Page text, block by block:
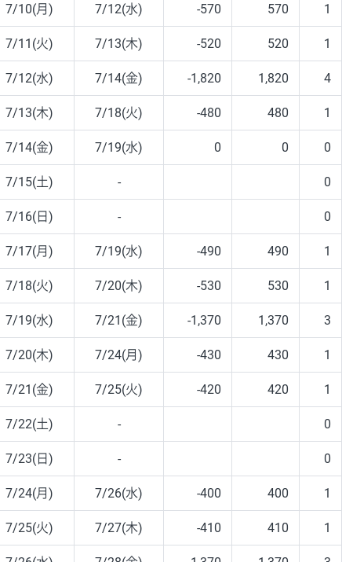
7/10(月) 7/12(水) -570 570 1
7/11(火) 7/13(木) -520 520 1
7/12(水) 7/14(金) -1,820 1,820 4
7/13(木) 7/18(火) -480 480 1
7/14(金) 7/19(水) 0 0 0
7/15(土) - 0
7/16(日) - 0
7/17(月) 7/19(水) -490 490 1
7/18(火) 7/20(木) -530 530 1
7/19(水) 7/21(金) -1,370 1,370 3
7/20(木) 7/24(月) -430 430 1
7/21(金) 7/25(火) -420 420 1
7/22(土) - 0
7/23(日) - 0
7/24(月) 7/26(水) -400 400 1
7/25(火) 7/27(木) -410 410 1